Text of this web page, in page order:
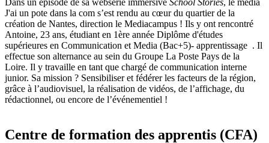
Dans un épisode de sa websérie immersive School Stories, le média
J'ai un pote dans la com s’est rendu au cœur du quartier de la
création de Nantes, direction le Mediacampus ! Ils y ont rencontré
Antoine, 23 ans, étudiant en 1ère année Diplôme d'études
supérieures en Communication et Media (Bac+5)- apprentissage . Il
effectue son alternance au sein du Groupe La Poste Pays de la
Loire. Il y travaille en tant que chargé de communication interne
junior. Sa mission ? Sensibiliser et fédérer les facteurs de la région,
grâce à l’audiovisuel, la réalisation de vidéos, de l’affichage, du
rédactionnel, ou encore de l’événementiel !
Centre de formation des apprentis (CFA)